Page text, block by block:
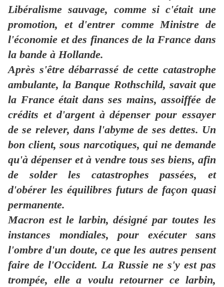
Libéralisme sauvage, comme si c'était une
promotion, et d'entrer comme Ministre de
l'économie et des finances de la France dans
la bande à Hollande.
Après s'être débarrassé de cette catastrophe
ambulante, la Banque Rothschild, savait que
la France était dans ses mains, assoiffée de
crédits et d'argent à dépenser pour essayer
de se relever, dans l'abyme de ses dettes. Un
bon client, sous narcotiques, qui ne demande
qu'à dépenser et à vendre tous ses biens, afin
de solder les catastrophes passées, et
d'obérer les équilibres futurs de façon quasi
permanente.
Macron est le larbin, désigné par toutes les
instances mondiales, pour exécuter sans
l'ombre d'un doute, ce que les autres pensent
faire de l'Occident. La Russie ne s'y est pas
trompée, elle a voulu retourner ce larbin,